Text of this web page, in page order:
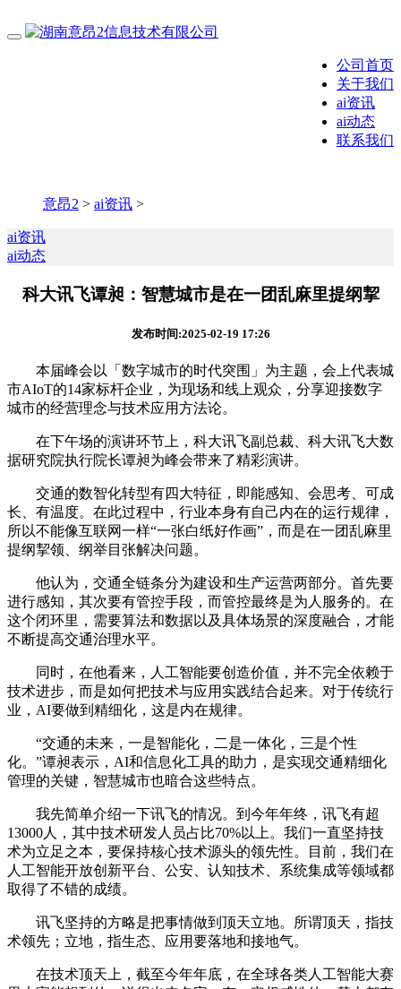
公司首页
关于我们
ai资讯
ai动态
联系我们
意昂2 > ai资讯 >
ai资讯
ai动态
科大讯飞谭昶：智慧城市是在一团乱麻里提纲挈
发布时间:2025-02-19 17:26
本届峰会以「数字城市的时代突围」为主题，会上代表城
市AIoT的14家标杆企业，为现场和线上观众，分享迎接数字
城市的经营理念与技术应用方法论。
在下午场的演讲环节上，科大讯飞副总裁、科大讯飞大数
据研究院执行院长谭昶为峰会带来了精彩演讲。
交通的数智化转型有四大特征，即能感知、会思考、可成
长、有温度。在此过程中，行业本身有自己内在的运行规律，
所以不能像互联网一样“一张白纸好作画”，而是在一团乱麻里
提纲挈领、纲举目张解决问题。
他认为，交通全链条分为建设和生产运营两部分。首先要
进行感知，其次要有管控手段，而管控最终是为人服务的。在
这个闭环里，需要算法和数据以及具体场景的深度融合，才能
不断提高交通治理水平。
同时，在他看来，人工智能要创造价值，并不完全依赖于
技术进步，而是如何把技术与应用实践结合起来。对于传统行
业，AI要做到精细化，这是内在规律。
“交通的未来，一是智能化，二是一体化，三是个性
化。”谭昶表示，AI和信息化工具的助力，是实现交通精细化
管理的关键，智慧城市也暗合这些特点。
我先简单介绍一下讯飞的情况。到今年年终，讯飞有超
13000人，其中技术研发人员占比70%以上。我们一直坚持技
术为立足之本，要保持核心技术源头的领先性。目前，我们在
人工智能开放创新平台、公安、认知技术、系统集成等领域都
取得了不错的成绩。
讯飞坚持的方略是把事情做到顶天立地。所谓顶天，指技
术领先；立地，指生态、应用要落地和接地气。
在技术顶天上，截至今年年底，在全球各类人工智能大赛